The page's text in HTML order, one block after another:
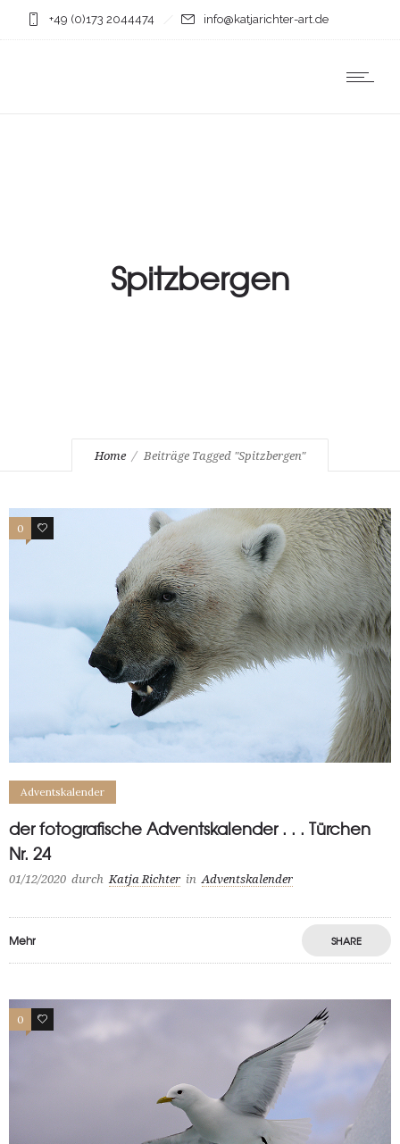
+49 (0)173 2044474 info@katjarichter-art.de
Spitzbergen
Home Beiträge Tagged "Spitzbergen"
0 1
Adventskalender
der fotografische Adventskalender . . . Türchen
Nr. 24
01/12/2020 durch Katja Richter in Adventskalender
Mehr SHARE
0 1